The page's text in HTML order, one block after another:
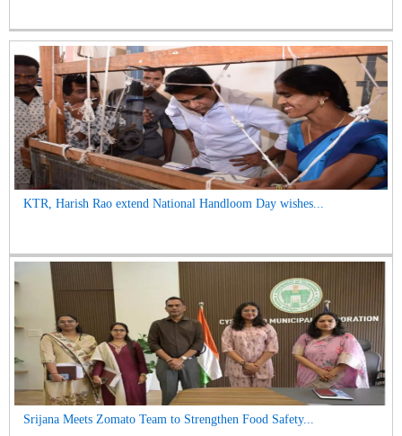
KTR, Harish Rao extend National Handloom Day wishes...
Srijana Meets Zomato Team to Strengthen Food Safety...